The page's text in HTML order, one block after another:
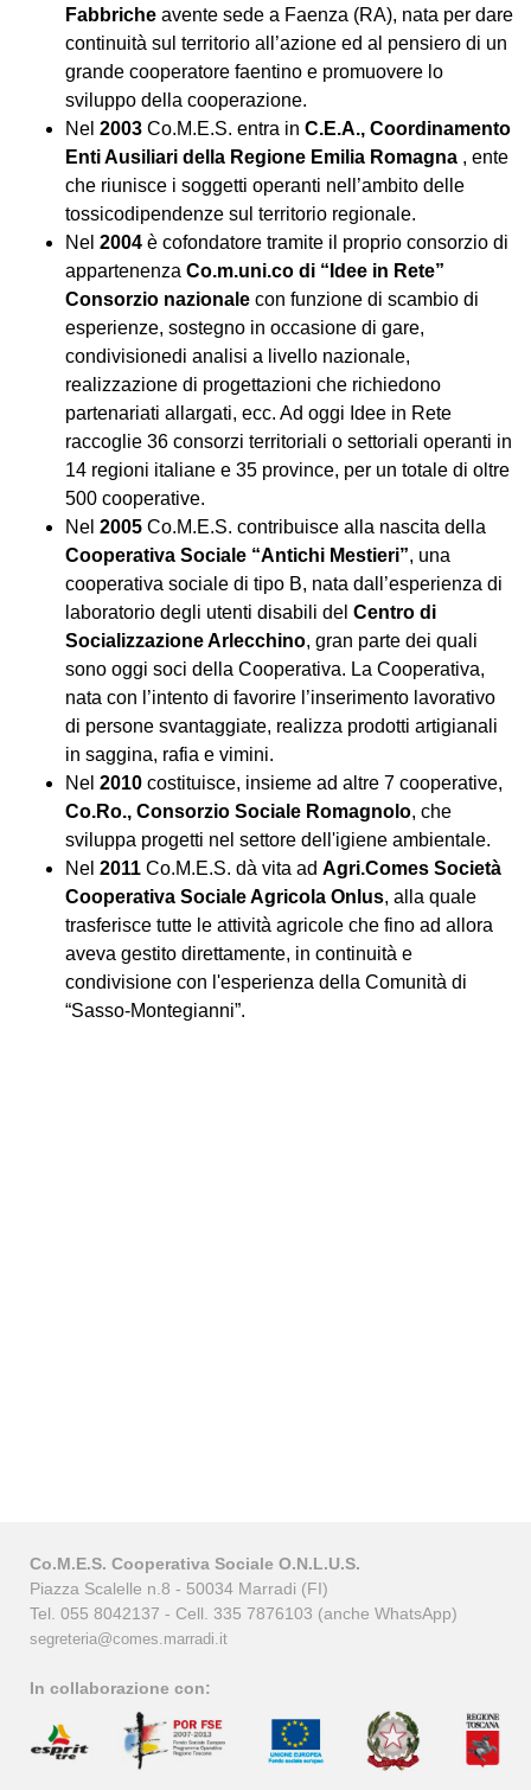
Fabbriche avente sede a Faenza (RA), nata per dare
continuità sul territorio all’azione ed al pensiero di un
grande cooperatore faentino e promuovere lo
sviluppo della cooperazione.
Nel 2003 Co.M.E.S. entra in C.E.A., Coordinamento
Enti Ausiliari della Regione Emilia Romagna , ente
che riunisce i soggetti operanti nell’ambito delle
tossicodipendenze sul territorio regionale.
Nel 2004 è cofondatore tramite il proprio consorzio di
appartenenza Co.m.uni.co di “Idee in Rete”
Consorzio nazionale con funzione di scambio di
esperienze, sostegno in occasione di gare,
condivisionedi analisi a livello nazionale,
realizzazione di progettazioni che richiedono
partenariati allargati, ecc. Ad oggi Idee in Rete
raccoglie 36 consorzi territoriali o settoriali operanti in
14 regioni italiane e 35 province, per un totale di oltre
500 cooperative.
Nel 2005 Co.M.E.S. contribuisce alla nascita della
Cooperativa Sociale “Antichi Mestieri”, una
cooperativa sociale di tipo B, nata dall’esperienza di
laboratorio degli utenti disabili del Centro di
Socializzazione Arlecchino, gran parte dei quali
sono oggi soci della Cooperativa. La Cooperativa,
nata con l’intento di favorire l’inserimento lavorativo
di persone svantaggiate, realizza prodotti artigianali
in saggina, rafia e vimini.
Nel 2010 costituisce, insieme ad altre 7 cooperative,
Co.Ro., Consorzio Sociale Romagnolo, che
sviluppa progetti nel settore dell'igiene ambientale.
Nel 2011 Co.M.E.S. dà vita ad Agri.Comes Società
Cooperativa Sociale Agricola Onlus, alla quale
trasferisce tutte le attività agricole che fino ad allora
aveva gestito direttamente, in continuità e
condivisione con l'esperienza della Comunità di
“Sasso-Montegianni”.
Co.M.E.S. Cooperativa Sociale O.N.L.U.S.
Piazza Scalelle n.8 - 50034 Marradi (FI)
Tel. 055 8042137 - Cell. 335 7876103 (anche WhatsApp)
segreteria@comes.marradi.it
In collaborazione con: